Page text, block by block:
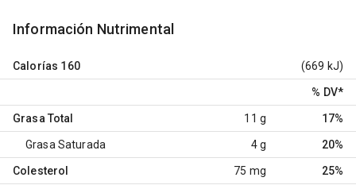
Información Nutrimental
Calorías 160 (669 kJ)
% DV*
Grasa Total 11 g 17%
Grasa Saturada 4 g 20%
Colesterol 75 mg 25%